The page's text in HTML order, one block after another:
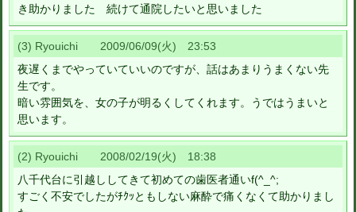
き助かりました 続けて通院したいと思いました
(3) Ryouichi 2009/06/09(火) 23:53
夜遅くまでやっていていいのですが、話はあまりうまくない先
生です。
暗い雰囲気を、女の子が明るくしてくれます。うではうまいと
思います。
(2) Ryouichi 2008/02/19(火) 18:38
八千代台に引越ししてきて初めての歯医者通いf(^_^;
すごく不安でしたがﾁｸｯともしない麻酔で痛くなくて助かりまし